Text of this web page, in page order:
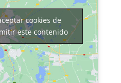
cookies de
este contenido